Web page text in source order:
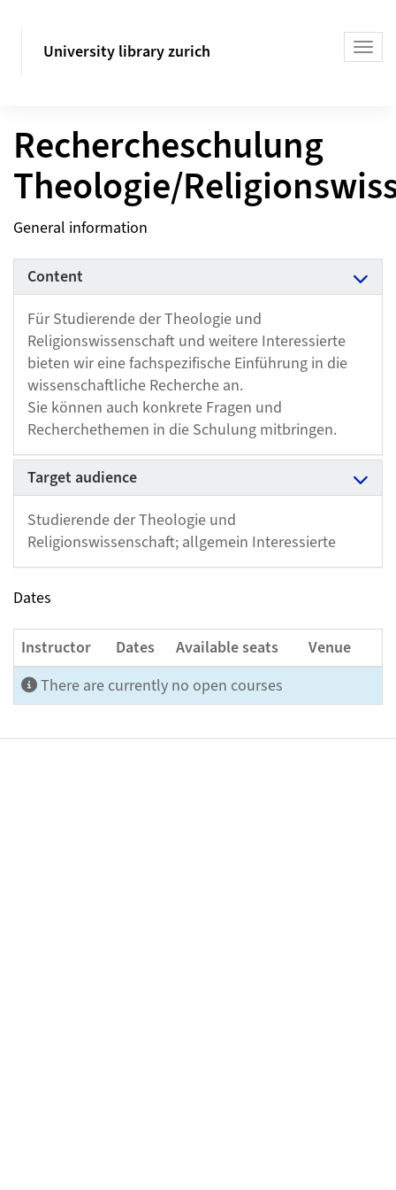
University library zurich
Rechercheschulung
Theologie/
General information
Content
Für Studierende der Theologie und
Religionswissenschaft und weitere Interessierte
bieten wir eine fachspezifische Einführung in die
wissenschaftliche Recherche an.
Sie können auch konkrete Fragen und
Recherchethemen in die Schulung mitbringen.
Target audience
Studierende der Theologie und
Religionswissenschaft; allgemein Interessierte
Dates
Instructor Dates Available seats
Venue
There are currently no open courses